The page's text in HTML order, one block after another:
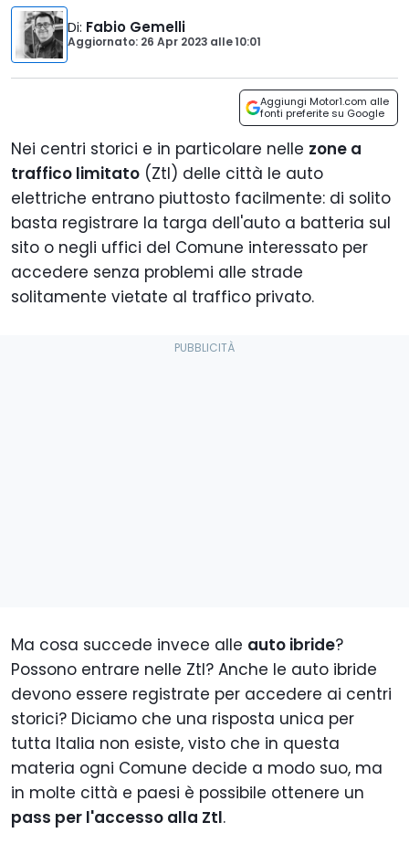
Di: Fabio Gemelli
Aggiornato: 26 Apr 2023 alle10:01
Aggiungi Motor1.com alle
fonti preferite su Google
Nei centri storici e in particolare nelle zone a
traffico limitato (Ztl) delle città le auto
elettriche entrano piuttosto facilmente: di solito
basta registrare la targa dell'auto a batteria sul
sito o negli uffici del Comune interessato per
accedere senza problemi alle strade
solitamente vietate al traffico privato.
Ma cosa succede invece alle auto ibride?
Possono entrare nelle Ztl? Anche le auto ibride
devono essere registrate per accedere ai centri
storici? Diciamo che una risposta unica per
tutta Italia non esiste, visto che in questa
materia ogni Comune decide a modo suo, ma
in molte città e paesi è possibile ottenere un
pass per l'accesso alla Ztl.